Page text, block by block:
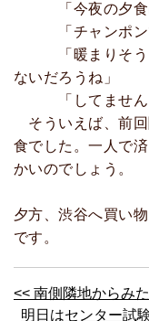
「今夜の夕食は
「チャンポン
「暖まりそう・
ないだろうね」
「してません
そういえば、前回
食でした。一人で
かいのでしょう。
夕方、渋谷へ買い
です。
<< 南側隣地からみ
明日はセンター試